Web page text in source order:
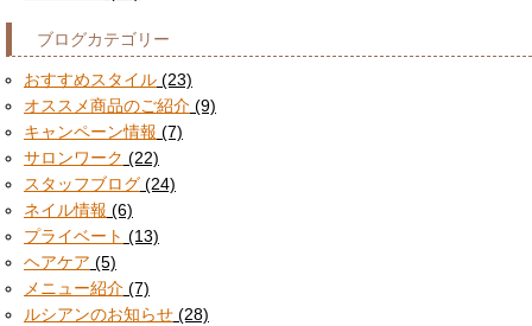
ブログカテゴリー
おすすめスタイル (23)
オススメ商品のご紹介 (9)
キャンペーン情報 (7)
サロンワーク (22)
スタッフブログ (24)
ネイル情報 (6)
プライベート (13)
ヘアケア (5)
メニュー紹介 (7)
ルシアンのお知らせ (28)